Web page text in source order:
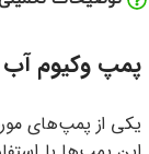
پمپ وکیوم
یکی از پمپ‌های